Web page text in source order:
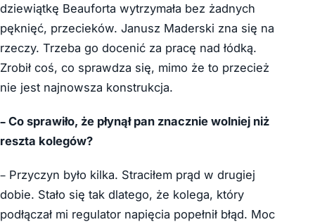
dziewiątkę Beauforta wytrzymała bez żadnych
pęknięć, przecieków. Janusz Maderski zna się na
rzeczy. Trzeba go docenić za pracę nad łódką.
Zrobił coś, co sprawdza się, mimo że to przecież
nie jest najnowsza konstrukcja.
– Co sprawiło, że płynął pan znacznie wolniej niż
reszta kolegów?
– Przyczyn było kilka. Straciłem prąd w drugiej
dobie. Stało się tak dlatego, że kolega, który
podłączał mi regulator napięcia popełnił błąd. Moc